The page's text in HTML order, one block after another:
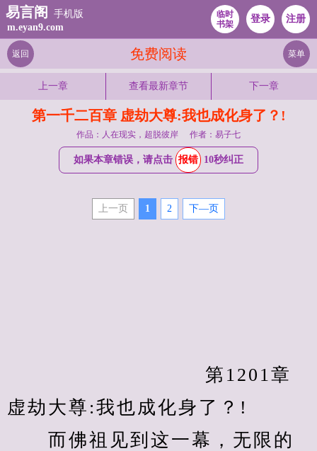
易言阁
手机版
m.eyan9.com
临时
书架
登录 注册
免费阅读
返回 菜单
上一章 查看最新章节 下一章
第一千二百章 虚劫大尊:我也成化身了？!
作品：人在现实，超脱彼岸 作者：易子七
如果本章错误，请点击 报错 10秒纠正
上一页 1 2 下—页
虚劫大尊:我也成化身了？!
而佛祖见到这一幕，无限的